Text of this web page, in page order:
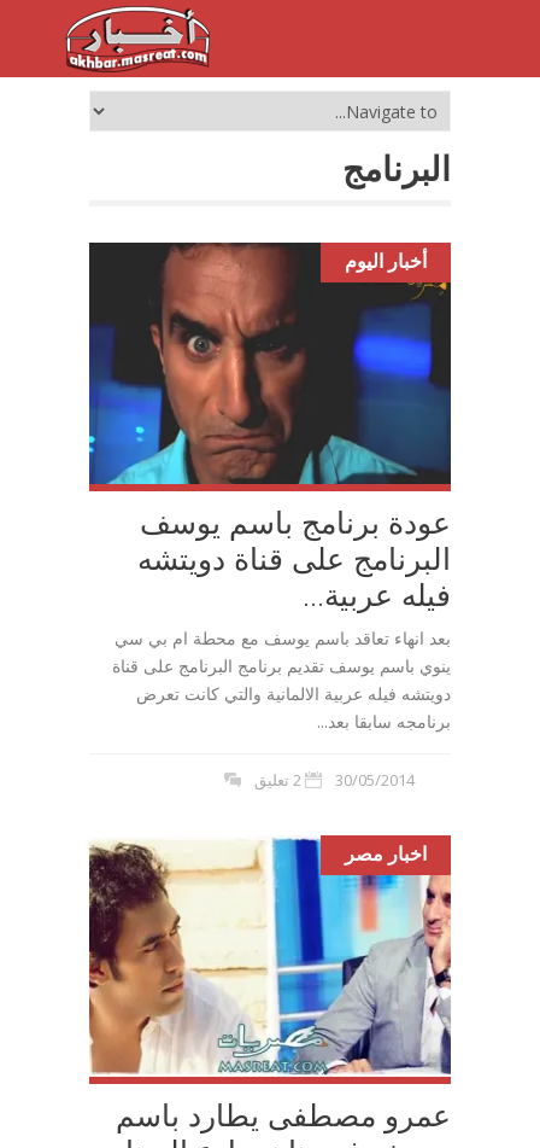
البرنامج
أخبار اليوم
عودة برنامج باسم يوسف
البرنامج على قناة دويتشه
فيله عربية...
بعد انهاء تعاقد باسم يوسف مع محطة ام بي سي
ينوي باسم يوسف تقديم برنامج البرنامج على قناة
دويتشه فيله عربية الالمانية والتي كانت تعرض
برنامجه سابقا بعد...
30/05/2014 2 تعليق
اخبار مصر
عمرو مصطفى يطارد باسم